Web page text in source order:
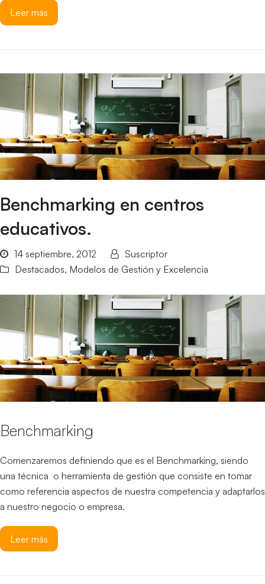
Leer más
Benchmarking en centros
educativos.
14 septiembre, 2012
Suscriptor
Destacados, Modelos de Gestión y Excelencia
Benchmarking
Comenzaremos definiendo que es el Benchmarking, siendo
una técnica o herramienta de gestión que consiste en tomar
como referencia aspectos de nuestra competencia y adaptarlos
a nuestro negocio o empresa.
Leer más